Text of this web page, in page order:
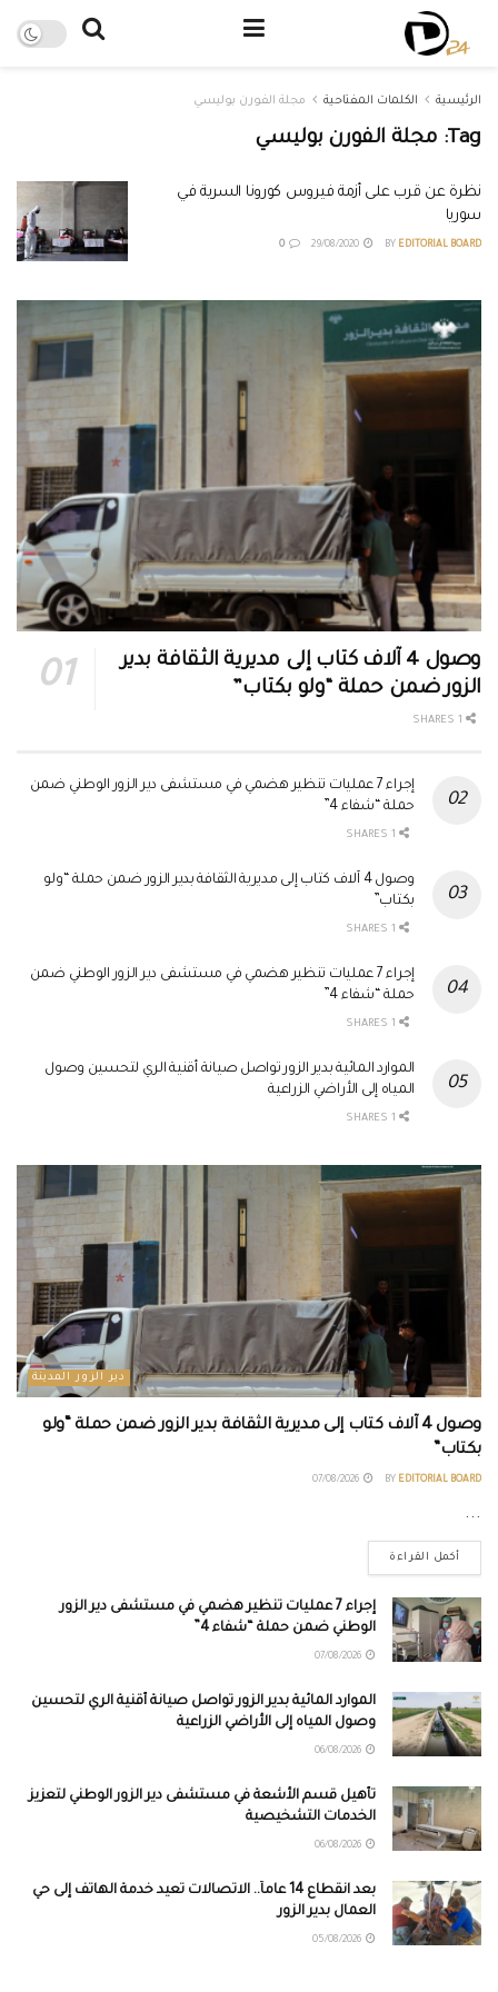
الرئيسية الكلمات المفتاحية مجلة الفورن بوليسي
Tag: مجلة الفورن بوليسي
نظرة عن قرب على أزمة فيروس كورونا السرية في
سوريا
BY EDITORIAL BOARD
وصول 4 آلاف كتاب إلى مديرية الثقافة بدير
الزور ضمن حملة “ولو بكتاب”
إجراء 7 عمليات تنظير هضمي في مستشفى دير الزور الوطني ضمن
حملة “شفاء 4”
وصول 4 آلاف كتاب إلى مديرية الثقافة بدير الزور ضمن حملة “ولو
بكتاب”
إجراء 7 عمليات تنظير هضمي في مستشفى دير الزور الوطني ضمن
حملة “شفاء 4”
الموارد المائية بدير الزور تواصل صيانة أقنية الري لتحسين وصول
المياه إلى الأراضي الزراعية
دير الزور المدينة
وصول 4 آلاف كتاب إلى مديرية الثقافة بدير الزور ضمن حملة “ولو
بكتاب”
BY EDITORIAL BOARD
...
أكمل القراءة
إجراء 7 عمليات تنظير هضمي في مستشفى دير الزور
الوطني ضمن حملة “شفاء 4”
الموارد المائية بدير الزور تواصل صيانة أقنية الري لتحسين
وصول المياه إلى الأراضي الزراعية
تأهيل قسم الأشعة في مستشفى دير الزور الوطني لتعزيز
الخدمات التشخيصية
بعد انقطاع 14 عاماً.. الاتصالات تعيد خدمة الهاتف إلى حي
العمال بدير الزور